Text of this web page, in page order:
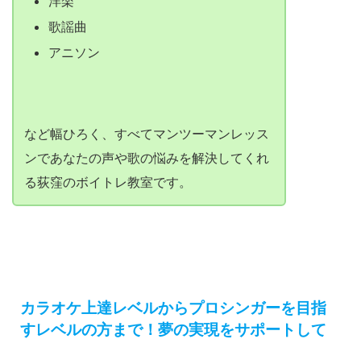
歌謡曲
アニソン
など幅ひろく、すべてマンツーマンレッス
ンであなたの声や歌の悩みを解決してくれ
る荻窪のボイトレ教室です。
カラオケ上達レベルからプロシンガーを目指
すレベルの方まで！夢の実現をサポートして